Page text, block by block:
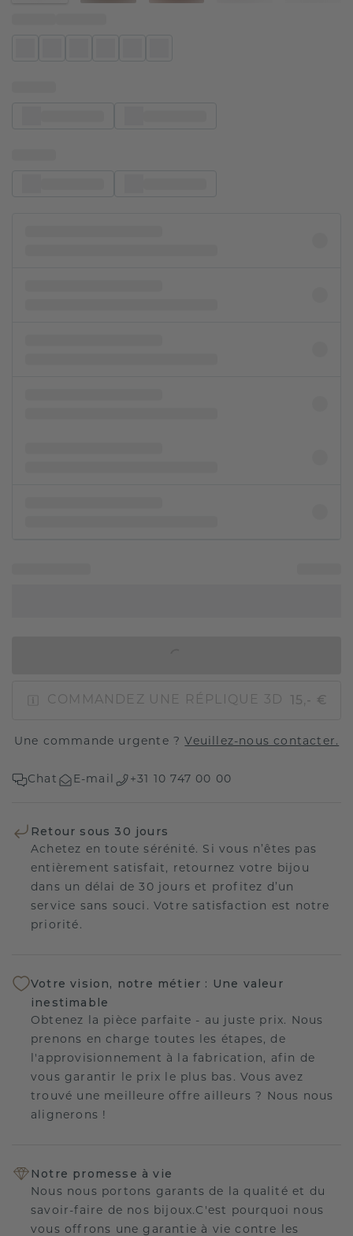
COMMANDEZ UNE RÉPLIQUE 3D 15,- €
Une commande urgente ?Veuillez-nous contacter.
Chat E-mail +31 10 747 00 00
Retour sous 30 jours
Achetez en toute sérénité. Si vous n’êtes pas
entièrement satisfait, retournez votre bijou
dans un délai de 30 jours et profitez d’un
service sans souci. Votre satisfaction est notre
priorité.
Votre vision, notre métier : Une valeur
inestimable
Obtenez la pièce parfaite - au juste prix. Nous
prenons en charge toutes les étapes, de
l'approvisionnement à la fabrication, afin de
vous garantir le prix le plus bas. Vous avez
trouvé une meilleure offre ailleurs ? Nous nous
alignerons !
Notre promesse à vie
Nous nous portons garants de la qualité et du
savoir-faire de nos bijoux.C'est pourquoi nous
vous offrons une garantie à vie contre les